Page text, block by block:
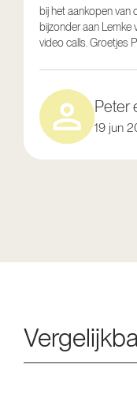
bij het aankopen van
bijzonder aan Lemke
video calls. Groetjes
Peter
19 jun